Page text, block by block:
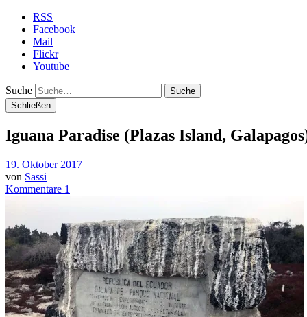
RSS
Facebook
Mail
Flickr
Youtube
Suche
Schließen
Iguana Paradise (Plazas Island,
19. Oktober 2017
von Sassi
Kommentare 1